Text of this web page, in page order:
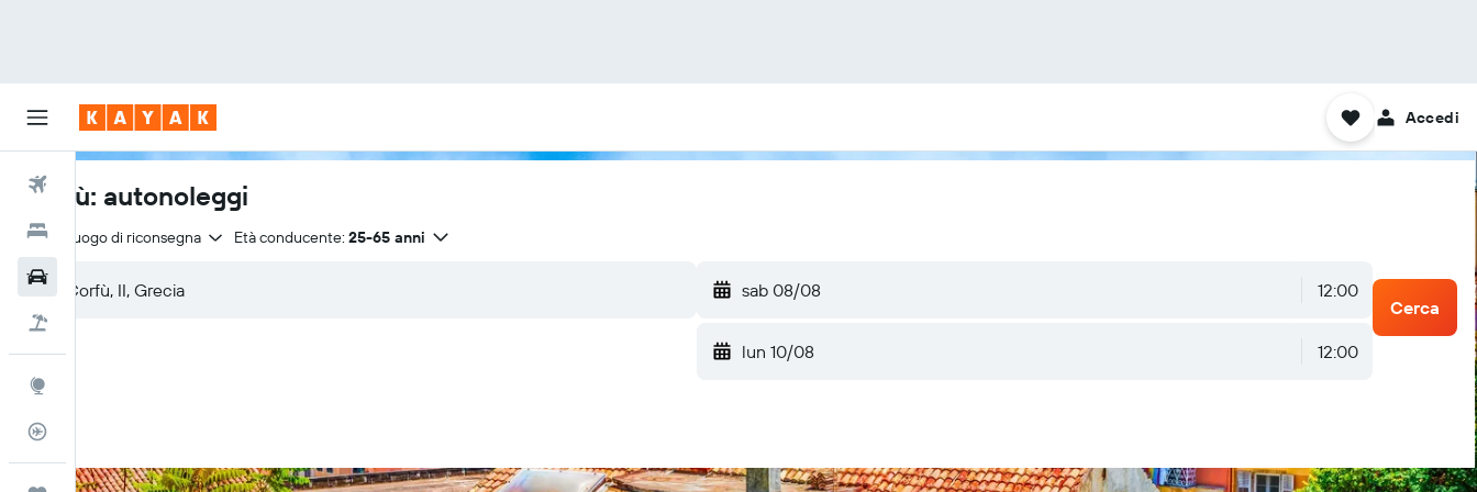
Accedi
Voli
Hotel
Corfù: autonoleggi
Stesso luogo di riconsegna Età conducente: 25-65 anni
sab 08/08 12:00
lun 10/08 12:00
Cerca